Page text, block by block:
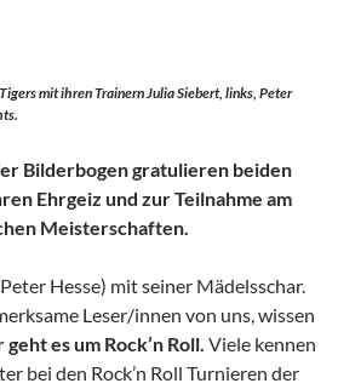
mit ihren Trainern Julia Siebert, links, Peter
Bilderbogen gratulieren beiden
Ehrgeiz und zur Teilnahme am
Meisterschaften.
Hesse) mit seiner Mädelsschar.
Leser/innen von uns, wissen
geht es um Rock’n Roll. Viele kennen
bei den Rock’n Roll Turnieren der